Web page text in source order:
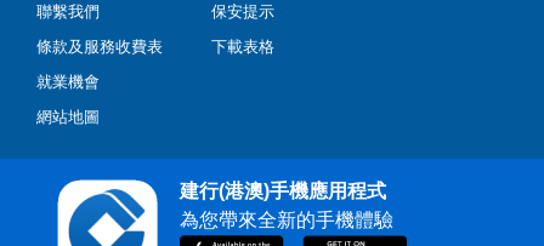
聯繫我們
條款及服務收費表
就業機會
網站地圖
保安提示
下載表格
建行(港澳)手機應用程式
為您帶來全新的手機體驗